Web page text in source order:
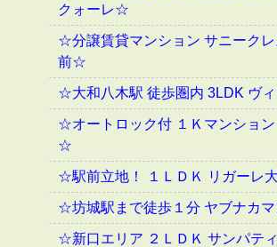
クォーレ☆
☆分譲賃貸マンション サニーク
前☆
☆大和八木駅 徒歩圏内 3LDK ヴ
☆オートロック付 １Ｋマンション
☆
☆駅前立地！ １ＬＤＫ リガーレ
☆坊城駅まで徒歩１分 ヤブナカ
☆新口エリア ２ＬＤＫ サンパテ